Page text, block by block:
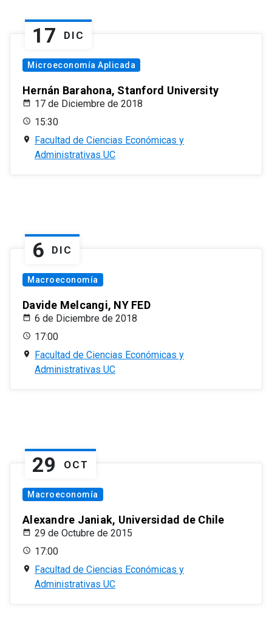
17 DIC
Microeconomía Aplicada
Hernán Barahona, Stanford University
17 de Diciembre de 2018
15:30
Facultad de Ciencias Económicas y
Administrativas UC
6 DIC
Macroeconomía
Davide Melcangi, NY FED
6 de Diciembre de 2018
17:00
Facultad de Ciencias Económicas y
Administrativas UC
29 OCT
Macroeconomía
Alexandre Janiak, Universidad de Chile
29 de Octubre de 2015
17:00
Facultad de Ciencias Económicas y
Administrativas UC